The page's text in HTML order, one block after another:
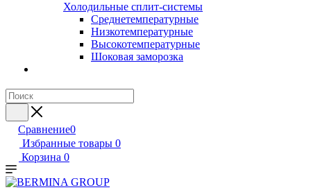
Холодильные сплит-системы
Среднетемпературные
Низкотемпературные
Высокотемпературные
Шоковая заморозка
Сравнение0
Избранные товары 0
Корзина 0